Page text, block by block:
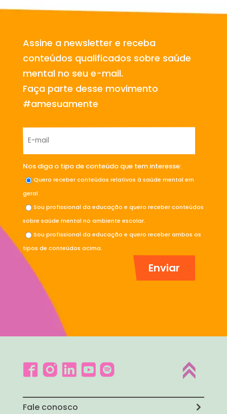
Assine a newsletter e receba
conteúdos qualificados sobre saúde
mental no seu e-mail.
Faça parte desse movimento
#amesuamente
Nos diga o tipo de conteúdo que tem interesse:
Quero receber conteúdos relativos à saúde mental em
geral.
Sou profissional da educação e quero receber conteúdos
sobre saúde mental no ambiente escolar.
Sou profissional da educação e quero receber ambos os
tipos de conteúdos acima.
Fale conosco